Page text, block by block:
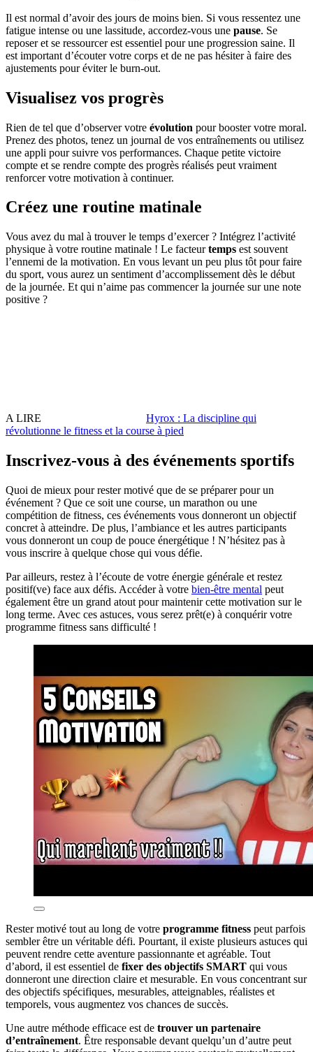
Il est normal d’avoir des jours de moins bien. Si vous ressentez une
fatigue intense ou une lassitude, accordez-vous une pause. Se
reposer et se ressourcer est essentiel pour une progression saine. Il
est important d’écouter votre corps et de ne pas hésiter à faire des
ajustements pour éviter le burn-out.
Visualisez vos progrès
Rien de tel que d’observer votre évolution pour booster votre moral.
Prenez des photos, tenez un journal de vos entraînements ou utilisez
une appli pour suivre vos performances. Chaque petite victoire
compte et se rendre compte des progrès réalisés peut vraiment
renforcer votre motivation à continuer.
Créez une routine matinale
Vous avez du mal à trouver le temps d’exercer ? Intégrez l’activité
physique à votre routine matinale ! Le facteurtemps est souvent
l’ennemi de la motivation. En vous levant un peu plus tôt pour faire
du sport, vous aurez un sentiment d’accomplissement dès le début
de la journée. Et qui n’aime pas commencer la journée sur une note
positive ?
A LIRE
Hyrox : La discipline qui
révolutionne le fitness et la course à pied
Inscrivez-vous à des événements sportifs
Quoi de mieux pour rester motivé que de se préparer pour un
événement ? Que ce soit une course, un marathon ou une
compétition de fitness, ces événements vous donneront un objectif
concret à atteindre. De plus, l’ambiance et les autres participants
vous donneront un coup de pouce énergétique ! N’hésitez pas à
vous inscrire à quelque chose qui vous défie.
Par ailleurs, restez à l’écoute de votre énergie générale et restez
positif(ve) face aux défis. Accéder à votre bien-être mental peut
également être un grand atout pour maintenir cette motivation sur le
long terme. Avec ces astuces, vous serez prêt(e) à conquérir votre
programme fitness sans difficulté !
Rester motivé tout au long de votre programme fitness peut parfois
sembler être un véritable défi. Pourtant, il existe plusieurs astuces qui
peuvent rendre cette aventure passionnante et agréable. Tout
d’abord, il est essentiel de fixer des objectifs SMART qui vous
donneront une direction claire et mesurable. En vous concentrant sur
des objectifs spécifiques, mesurables, atteignables, réalistes et
temporels, vous augmentez vos chances de succès.
Une autre méthode efficace est de trouver un partenaire
d’entraînement. Être responsable devant quelqu’un d’autre peut